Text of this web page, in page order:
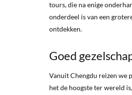
tours, die na enige
onderdeel is van een
ontdekken.
Goed
Vanuit Chengdu reizen we
het de hoogste ter wereld